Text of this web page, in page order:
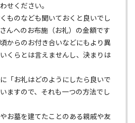
せください。
ものなども聞いておくと良いでし
んへのお布施（お礼）の金額です
からのお付き合いなどにもより異
くらとは言えませんし、決まりは
「お礼はどのようにしたら良いで
ますので、それも一つの方法でし
お墓を建てたことのある親戚や友